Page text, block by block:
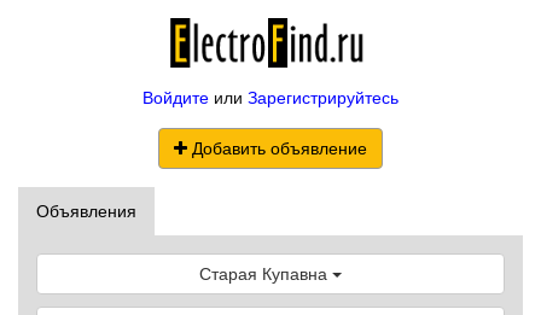
Войдите или Зарегистрируйтесь
Добавить объявление
Объявления
Старая Купавна